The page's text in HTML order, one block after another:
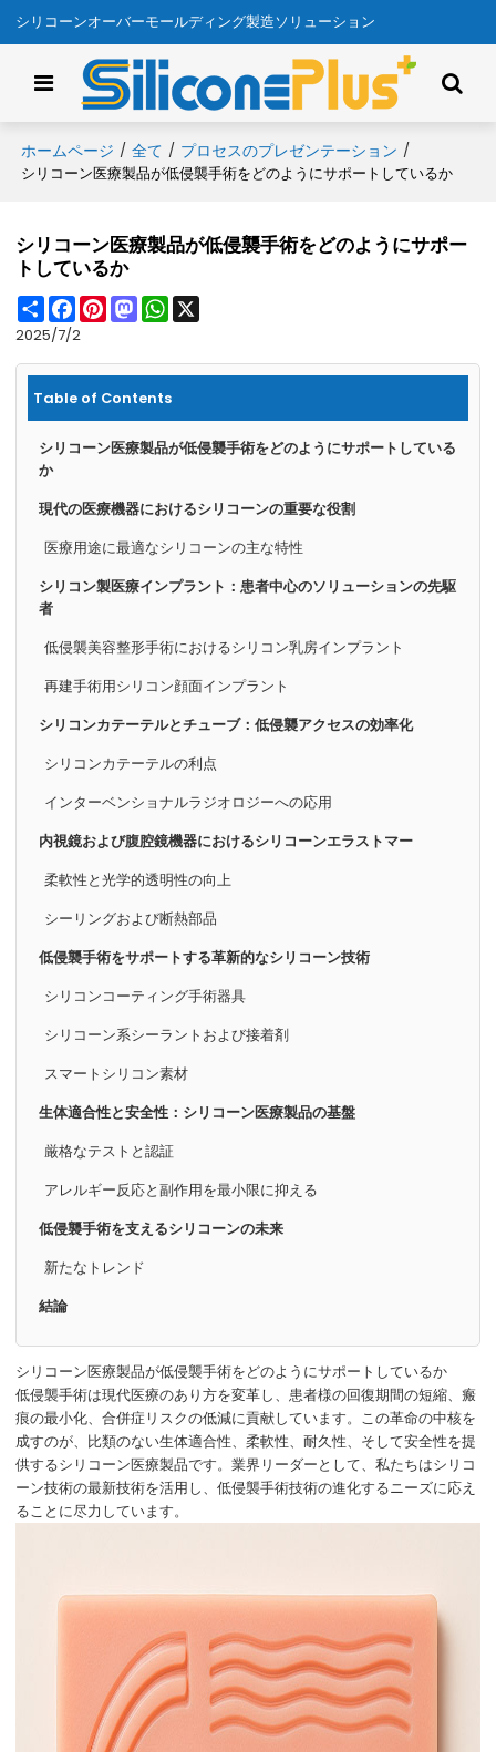
シリコーンオーバーモールディング製造ソリューション
ホームページ / 全て / プロセスのプレゼンテーション /
シリコーン医療製品が低侵襲手術をどのようにサポートしているか
シリコーン医療製品が低侵襲手術をどのようにサポー
トしているか
ShareFacebook
PinterestMastodonWhatsApp
2025/7/2
Table of Contents
シリコーン医療製品が低侵襲手術をどのようにサポートしている
か
現代の医療機器におけるシリコーンの重要な役割
医療用途に最適なシリコーンの主な特性
シリコン製医療インプラント：患者中心のソリューションの先駆
者
低侵襲美容整形手術におけるシリコン乳房インプラント
再建手術用シリコン顔面インプラント
シリコンカテーテルとチューブ：低侵襲アクセスの効率化
シリコンカテーテルの利点
インターベンショナルラジオロジーへの応用
内視鏡および腹腔鏡機器におけるシリコーンエラストマー
柔軟性と光学的透明性の向上
シーリングおよび断熱部品
低侵襲手術をサポートする革新的なシリコーン技術
シリコンコーティング手術器具
シリコーン系シーラントおよび接着剤
スマートシリコン素材
生体適合性と安全性：シリコーン医療製品の基盤
厳格なテストと認証
アレルギー反応と副作用を最小限に抑える
低侵襲手術を支えるシリコーンの未来
新たなトレンド
結論
シリコーン医療製品が低侵襲手術をどのようにサポートしているか
低侵襲手術は現代医療のあり方を変革し、患者様の回復期間の短縮、瘢
痕の最小化、合併症リスクの低減に貢献しています。この革命の中核を
成すのが、比類のない生体適合性、柔軟性、耐久性、そして安全性を提
供するシリコーン医療製品です。業界リーダーとして、私たちはシリコ
ーン技術の最新技術を活用し、低侵襲手術技術の進化するニーズに応え
ることに尽力しています。